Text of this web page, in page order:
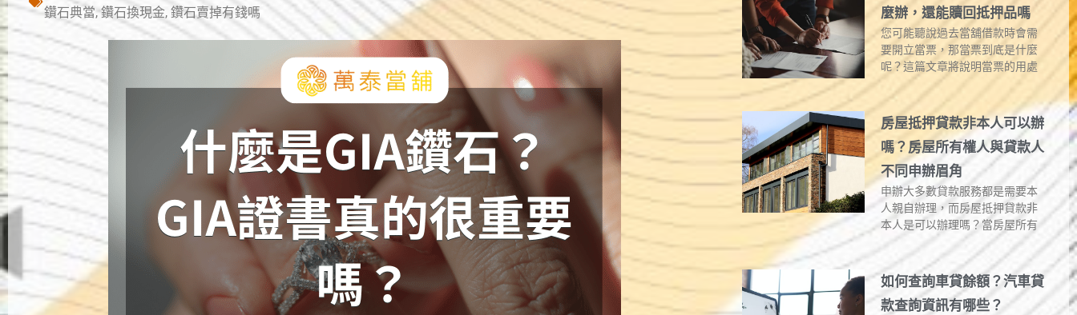
鑽石典當,鑽石換現金,鑽石賣掉有錢嗎
麼辦，還能贖回抵押品嗎
您可能聽說過去當舖借款時會需
要開立當票，那當票到底是什麼
呢？這篇文章將說明當票的用處
房屋抵押貸款非本人可以辦
嗎？房屋所有權人與貸款人
不同申辦眉角
申辦大多數貸款服務都是需要本
人親自辦理，而房屋抵押貸款非
本人是可以辦理嗎？當房屋所有
如何查詢車貸餘額？汽車貸
款查詢資訊有哪些？